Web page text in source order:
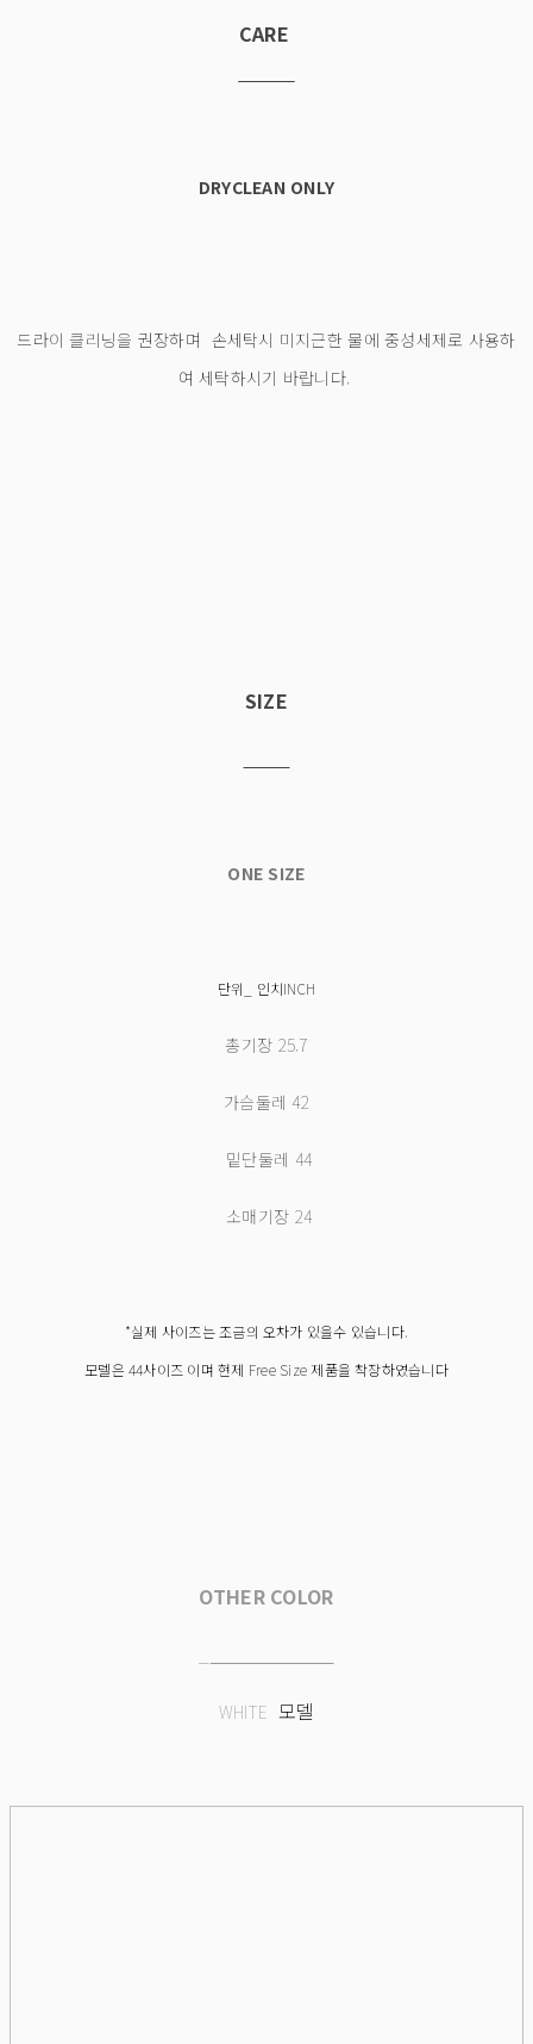
CARE
DRYCLEAN ONLY
드라이 클리닝을 권장하며 손세탁시 미지근한 물에 중성세제로 사용하
여 세탁하시기 바랍니다.
SIZE
ONE SIZE
단위_ 인치INCH
총기장 25.7
가슴둘레 42
밑단둘레 44
소매기장 24
*실제 사이즈는 조금의 오차가 있을수 있습니다.
모델은 44사이즈 이며 현제 Free Size 제품을 착장하였습니다
OTHER COLOR
WHITE 모델